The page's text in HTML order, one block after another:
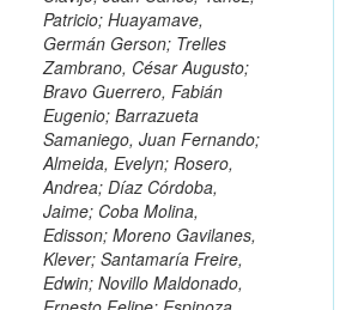
Patricio; Huayamave,
Germán Gerson; Trelles
Zambrano, César Augusto;
Bravo Guerrero, Fabián
Eugenio; Barrazueta
Samaniego, Juan Fernando;
Almeida, Evelyn; Rosero,
Andrea; Díaz Córdoba,
Jaime; Coba Molina,
Edisson; Moreno Gavilanes,
Klever; Santamaría Freire,
Edwin; Novillo Maldonado,